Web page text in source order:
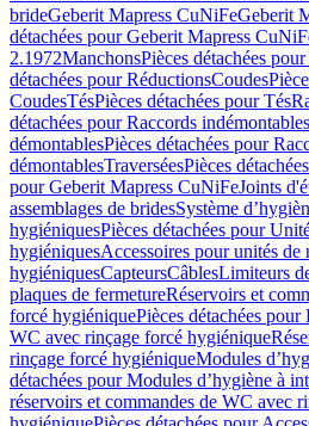
brideGeberit Mapress CuNiFeGeberit
détachées pour Geberit Mapress
2.1972ManchonsPièces détachées
détachées pour RéductionsCoudes
CoudesTésPièces détachées pour Tés
détachées pour Raccords indémontables
démontablesPièces détachées pour
démontablesTraverséesPièces
pour Geberit Mapress CuNiFeJoints
assemblages de bridesSystème
hygiéniquesPièces détachées pour
hygiéniquesAccessoires pour unités de
hygiéniquesCapteursCâblesLimiteurs
plaques de fermetureRéservoirs et
forcé hygiéniquePièces détachées
WC avec rinçage forcé hygiénique
rinçage forcé hygiéniqueModules
détachées pour Modules d’hygiène à
réservoirs et commandes de WC avec